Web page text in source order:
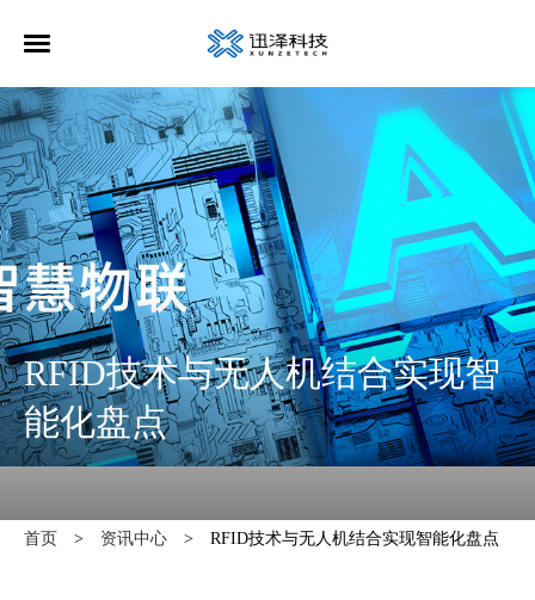
RFID技术与无人机结合实现智
能化盘点
首页 > 资讯中心 > RFID技术与无人机结合实现智能化盘点